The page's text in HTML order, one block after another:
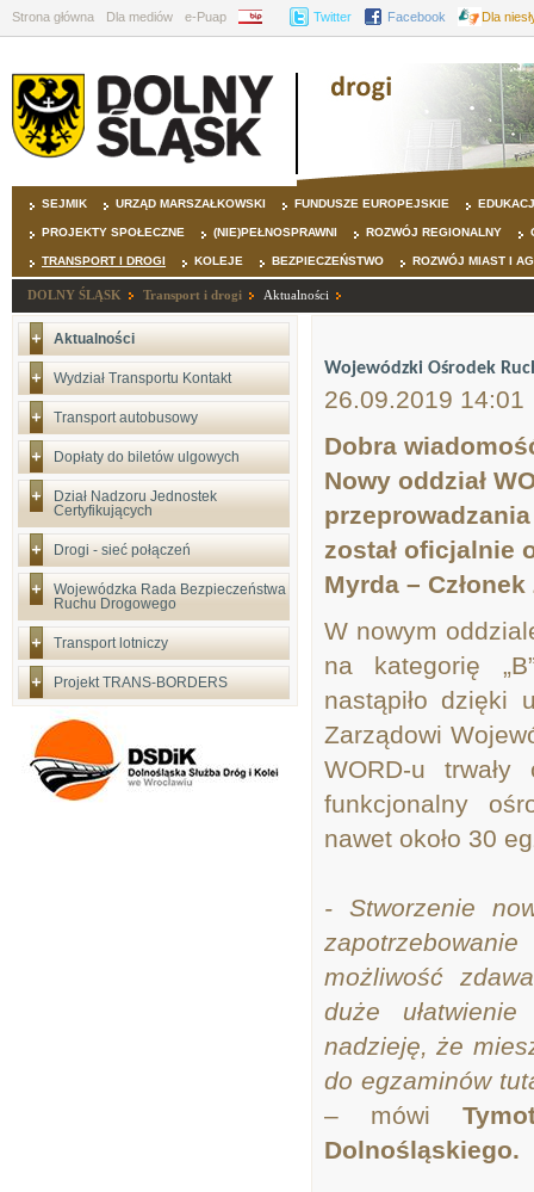
Strona główna Dla mediów e-Puap BIP Twitter Facebook Dla
SEJMIK URZĄD MARSZAŁKOWSKI FUNDUSZE EUROPEJSKIE
PROJEKTY SPOŁECZNE (NIE)PEŁNOSPRAWNI ROZWÓJ REGIONALNY
TRANSPORT I DROGI KOLEJE BEZPIECZEŃSTWO ROZWÓJ MIAST I
DOLNY ŚLĄSK Transport i drogi Aktualności
Aktualności
Wydział Transportu Kontakt
Transport autobusowy
Dopłaty do biletów ulgowych
Dział Nadzoru Jednostek
Certyfikujących
Drogi - sieć połączeń
Wojewódzka Rada Bezpieczeństwa
Ruchu Drogowego
Transport lotniczy
Projekt TRANS-BORDERS
Wojewódzki Ośrodek
26.09.2019 14:01
Dobra
Nowy oddział
został oficjalnie
Myrda –
W nowym
na kategorię
nastąpiło dzięki
Zarządowi
WORD-u
funkcjonalny
nawet około 30
- Stworzenie
możliwość
duże
nadzieję, że
do egzaminów
– mówi
Dolnośląskiego.